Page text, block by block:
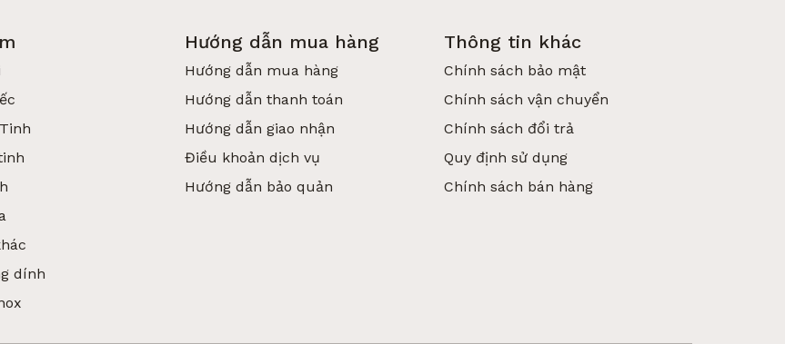
dính
Hướng dẫn mua hàng
Hướng dẫn mua hàng
Hướng dẫn thanh toán
Hướng dẫn giao nhận
Điều khoản dịch vụ
Hướng dẫn bảo quản
Thông tin khác
Chính sách bảo mật
Chính sách vận chuyển
Chính sách đổi trả
Quy định sử dụng
Chính sách bán hàng